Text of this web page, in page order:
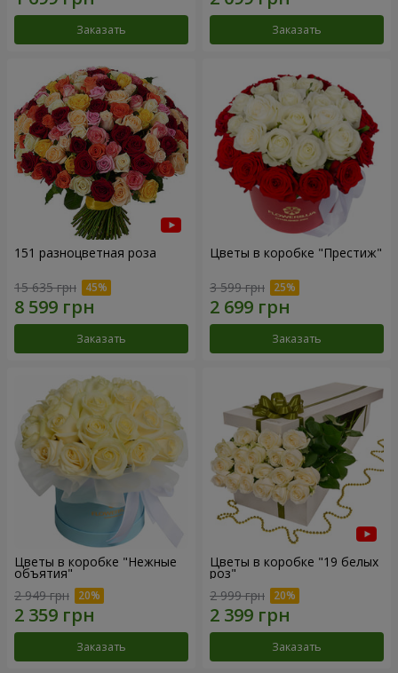
Заказать Заказать
151 разноцветная роза
15 635 грн
Заказать
Цветы в коробке "Престиж"
3 599 грн
Заказать
Цветы в коробке "Нежные
объятия"
2 949 грн
Заказать
Цветы в коробке "19 белых
роз"
2 999 грн
Заказать